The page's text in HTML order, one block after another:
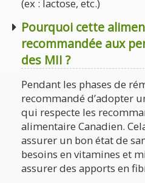
(ex : lactose, etc.)
Pourquoi cette
recommandée aux
des MII ?
Pendant les phases de
recommandé d’adopter
qui respecte les
alimentaire Canadien.
assurer un bon état de
besoins en vitamines et
assurer des apports en